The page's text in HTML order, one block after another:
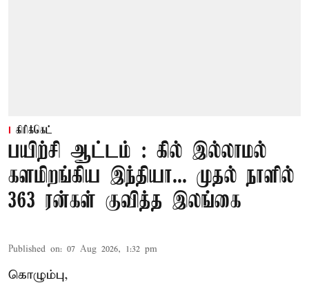
கிரிக்கெட்
பயிற்சி ஆட்டம் : கில் இல்லாமல்
களமிறங்கிய இந்தியா... முதல் நாளில்
363 ரன்கள் குவித்த இலங்கை
Published on: 07 Aug 2026, 1:32 pm
கொழும்பு,